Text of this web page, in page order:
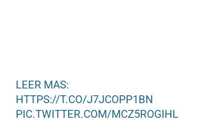
LEER MAS:
HTTPS://T.CO/J7JCOPP1BN
PIC.TWITTER.COM/MCZ5ROGIHL